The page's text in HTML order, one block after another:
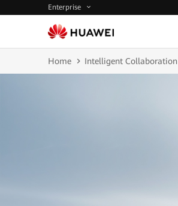
Enterprise
Home Intelligent Collaboration